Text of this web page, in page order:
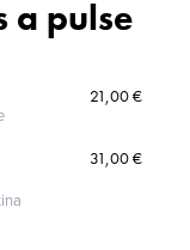
a pulse
21,00 €
31,00 €